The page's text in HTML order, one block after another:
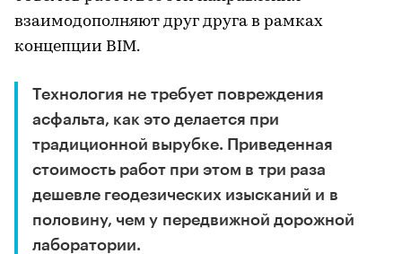
взаимодополняют друг друга в рамках
концепции BIM.
Технология не требует повреждения
асфальта, как это делается при
традиционной вырубке. Приведенная
стоимость работ при этом в три раза
дешевле геодезических изысканий и в
половину, чем у передвижной дорожной
лаборатории.